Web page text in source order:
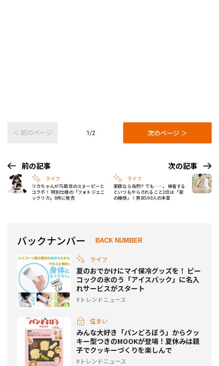
＜ 前のページ 1/2 次のページ ＞
前の記事
ライフ
リカちゃんが75周年のスヌーピーと
コラボ！ 特別仕様の「フォトジェニ
ックリカ」9月に発売
次の記事
ライフ
家族なら当然!? でも……。帰省する
といつもやらされること1位は「家
の掃除」！男女500人の本音
バックナンバー BACK NUMBER
ライフ
夏のおでかけにマイ保冷グッズを！ ピー
コックの氷のう「アイスパック」に名入
れサービスがスタート
トレンドニュース
住まい
みんな大好き「パンどろぼう」からクッ
キー型つきのMOOKが登場！夏休みは親
子でクッキーづくりを楽しんで
トレンドニュース